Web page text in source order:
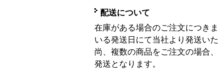
配送について
在庫がある場合のご注文につき
いる発送日にて当社より発送い
尚、複数の商品をご注文の場合
発送となります。